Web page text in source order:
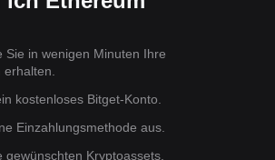
Sie in wenigen Minuten Ihre
kostenloses Bitget-Konto.
Einzahlungsmethode aus.
gewünschten Kryptoassets.